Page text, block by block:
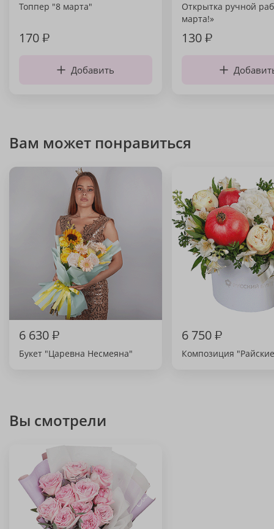
Топпер "8 марта"
170₽
Добавить
Открытка ручной
марта!»
130₽
Вам может понравиться
6 630₽
Букет "Царевна Несмеяна"
6 750₽
Композиция
Вы смотрели